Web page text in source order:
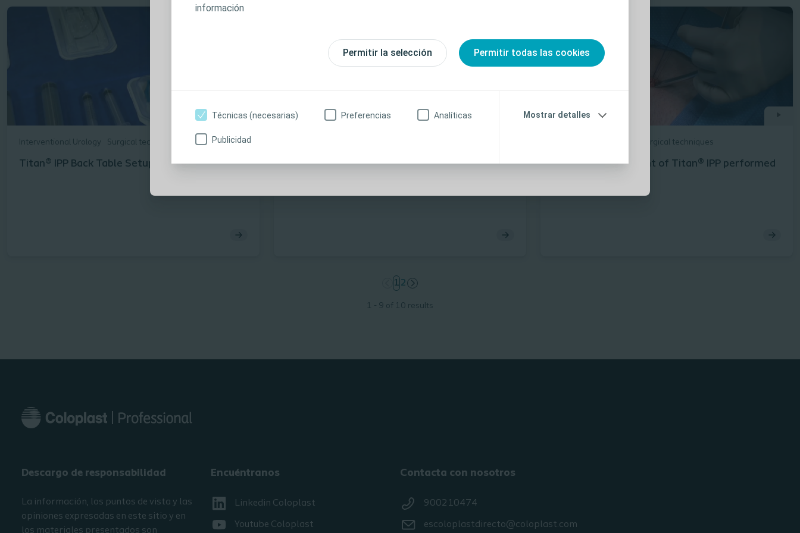
información
Permitir la selección Permitir todas las cookies
Técnicas (necesarias) Preferencias Analíticas
Publicidad
Mostrar detalles
los productos presentados o expuestos, incluidas las instrucciones de uso,
instrucciones de uso (IdU) del producto antes de su uso. Además, al crear una cuenta e
iniciar sesión, acepta recibir información sobre cualquier cambio o actualización de
sin su consentimiento explícito.
Soy profesional sanitario
Interventional Urology Surgical techniques
Titan® IPP Back Table Setup Titan® Touch IPP Patient Demonstration
Surgical techniques
Infrapubic Placement of Titan® IPP performed
page
1 page
2
1 - 9 of 10 results
Descargo de responsabilidad
La información, los puntos de vista y las
opiniones expresadas en este sitio y en
los materiales presentados son
Encuéntranos
Linkedin Coloplast
Youtube Coloplast
Contacta con nosotros
900210474
escoloplastdirecto@coloplast.com